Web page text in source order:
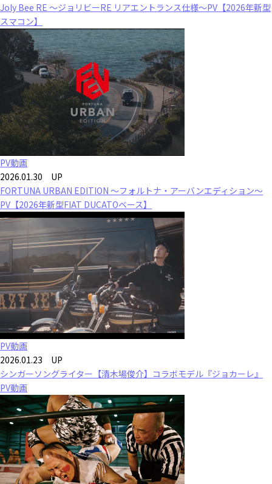
Joly Bee RE ～ジョリビーRE リアエントランス仕様～PV【2026年新型
スマコン】
PV動画
2026.01.30 UP
FORTUNA URBAN EDITION ～フォルトナ・アーバンエディション～
PV【2026年新型FIAT DUCATOベース】
PV動画
2026.01.23 UP
シンガーソングライター【清木場俊介】コラボモデル『ジョカーレ』
PV動画